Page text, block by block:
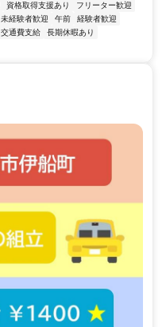
資格取得支援あり
フリーター歓迎
未経験者歓迎 午前
経験者歓迎
交通費支給
長期休暇あり